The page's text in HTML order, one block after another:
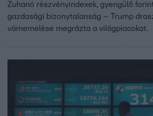
Zuhanó részvényindexek, gyengülő
gazdasági bizonytalanság – Trump
vámemelése megrázta a világpiacokat.